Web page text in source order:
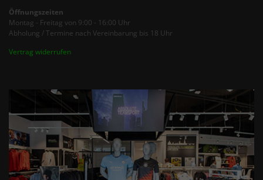
Öffnungszeiten
Montag - Freitag von 9:00 - 16:00 Uhr
Abholung / Termine nach Vereinbarung bis 18 Uhr
Vertrag widerrufen